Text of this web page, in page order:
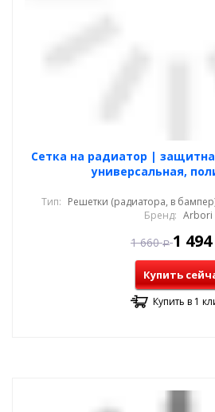
Cетка на радиатор |
универсальная,
Тип: Решетки (радиатора, в
Бренд: Arbori
1 660 Р 1 494
Купить
Купить в 1